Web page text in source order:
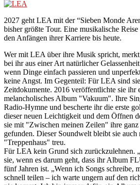
2027 geht LEA mit der “Sieben Monde
bisher größte Tour. Eine musikalische
den Anfängen ihrer Karriere bis heute.
Wer mit LEA über ihre Musik spricht,
bei ihr aus einer Art natürlicher
wenn Dinge einfach passieren und
keine Angst. Im Gegenteil: Für LEA sind
Zeitdokumente. 2016 veröffentlichte sie ihr
melancholisches Album "Vakuum". Ihre
Radio-Hymne und bescherte ihr die erste
dieser neuen Leichtigkeit und dem Öffnen
sie mit "Zwischen meinen Zeilen" ihre
gefunden. Dieser Soundwelt bleibt sie
"Treppenhaus" treu.
Für LEA kein Grund sich zurückzulehnen.
sie, wenn es darum geht, dass ihr Album
fünf Jahren ist. „Wenn ich Songs schreibe,
schnell teilen – ich warte ungern auf den